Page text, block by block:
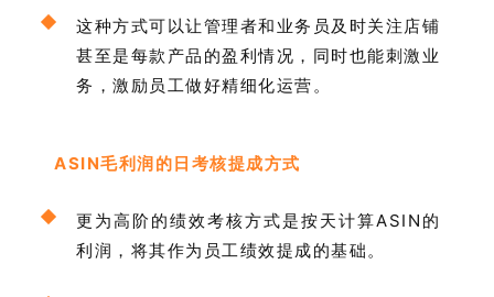
这种方式可以让管理者和业务员及时关注店铺
甚至是每款产品的盈利情况，同时也能刺激业
务，激励员工做好精细化运营。
ASIN毛利润的日考核提成方式
更为高阶的绩效考核方式是按天计算ASIN的
利润，将其作为员工绩效提成的基础。